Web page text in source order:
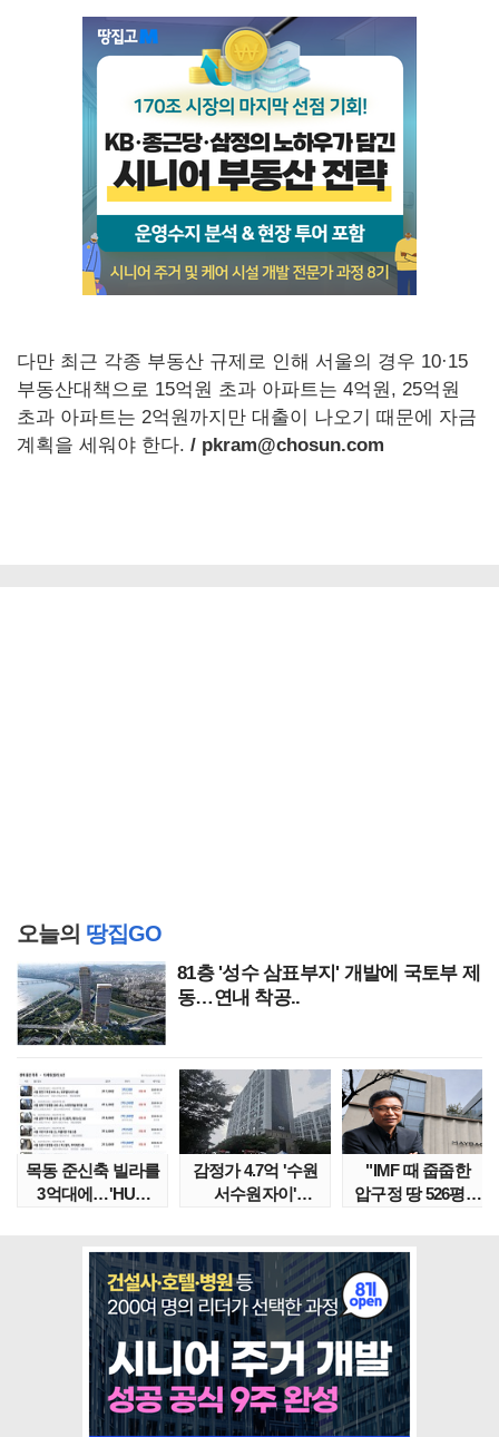
다만 최근 각종 부동산 규제로 인해 서울의 경우 10·15
부동산대책으로 15억원 초과 아파트는 4억원, 25억원
초과 아파트는 2억원까지만 대출이 나오기 때문에 자금
계획을 세워야 한다. / pkram@chosun.com
오늘의 땅집GO
81층 '성수 삼표부지' 개발에 국토부 제
동…연내 착공..
목동 준신축 빌라를
3억대에…'HUG
감정가 4.7억 '수원
서수원자이'
"IMF 때 줍줍한
압구정 땅 526평의